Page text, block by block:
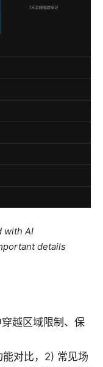
with AI
details
越区域限制、保
对比，2) 常见场